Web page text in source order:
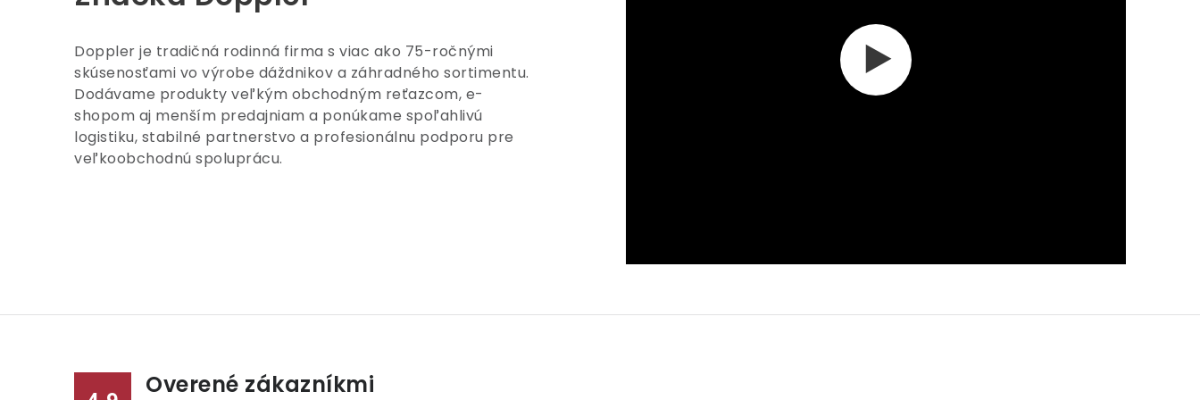
Doppler je tradičná rodinná firma s viac ako 75-ročnými
skúsenosťami vo výrobe dáždnikov a záhradného sortimentu.
Dodávame produkty veľkým obchodným reťazcom, e-
shopom aj menším predajniam a ponúkame spoľahlivú
logistiku, stabilné partnerstvo a profesionálnu podporu pre
veľkoobchodnú spoluprácu.
Overené zákazníkmi